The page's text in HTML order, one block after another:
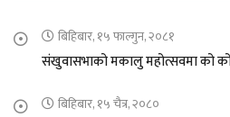
बिहिबार, १५ फाल्गुन, २०८१
संखुवासभाको मकालु महोत्सवमा को
बिहिबार, १५ चैत्र, २०८०